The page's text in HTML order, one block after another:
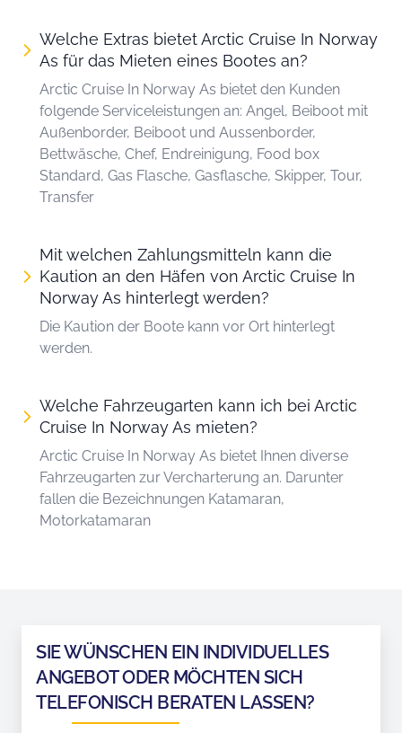
Welche Extras bietet Arctic Cruise In Norway
As für das Mieten eines Bootes an?
Arctic Cruise In Norway As bietet den Kunden
folgende Serviceleistungen an: Angel, Beiboot mit
Außenborder, Beiboot und Aussenborder,
Bettwäsche, Chef, Endreinigung, Food box
Standard, Gas Flasche, Gasflasche, Skipper, Tour,
Transfer
Mit welchen Zahlungsmitteln kann die
Kaution an den Häfen von Arctic Cruise In
Norway As hinterlegt werden?
Die Kaution der Boote kann vor Ort hinterlegt
werden.
Welche Fahrzeugarten kann ich bei Arctic
Cruise In Norway As mieten?
Arctic Cruise In Norway As bietet Ihnen diverse
Fahrzeugarten zur Vercharterung an. Darunter
fallen die Bezeichnungen Katamaran,
Motorkatamaran
SIE WÜNSCHEN EIN INDIVIDUELLES
ANGEBOT ODER MÖCHTEN SICH
TELEFONISCH BERATEN LASSEN?